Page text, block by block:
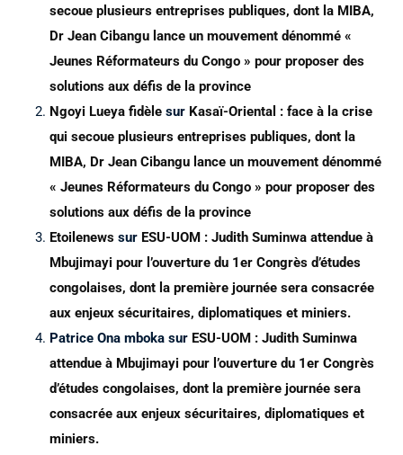
secoue plusieurs entreprises publiques, dont la MIBA,
Dr Jean Cibangu lance un mouvement dénommé «
Jeunes Réformateurs du Congo » pour proposer des
solutions aux défis de la province
Ngoyi Lueya fidèle sur Kasaï-Oriental : face à la crise
qui secoue plusieurs entreprises publiques, dont la
MIBA, Dr Jean Cibangu lance un mouvement dénommé
« Jeunes Réformateurs du Congo » pour proposer des
solutions aux défis de la province
Etoilenews sur ESU-UOM : Judith Suminwa attendue à
Mbujimayi pour l’ouverture du 1er Congrès d’études
congolaises, dont la première journée sera consacrée
aux enjeux sécuritaires, diplomatiques et miniers.
Patrice Ona mboka sur ESU-UOM : Judith Suminwa
attendue à Mbujimayi pour l’ouverture du 1er Congrès
d’études congolaises, dont la première journée sera
consacrée aux enjeux sécuritaires, diplomatiques et
miniers.